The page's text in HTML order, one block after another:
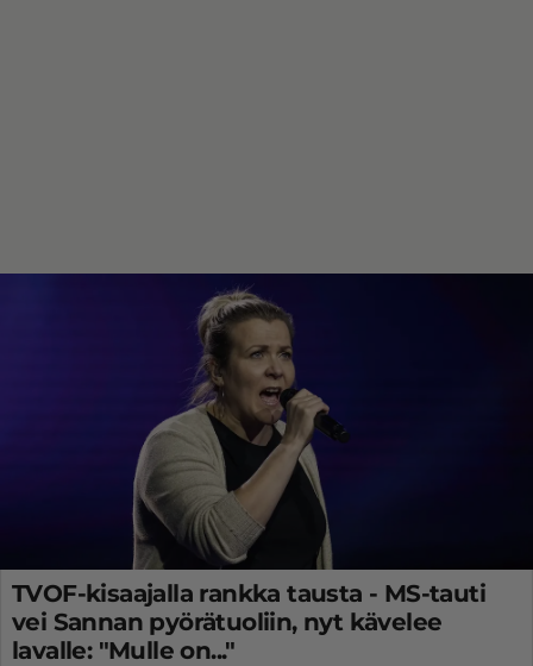
TVOF-kisaajalla rankka tausta - MS-tauti
vei Sannan pyörätuoliin, nyt kävelee
lavalle: "Mulle on..."